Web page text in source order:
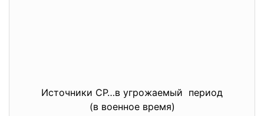
Источники СР…в угрожаемый период
(в военное время)